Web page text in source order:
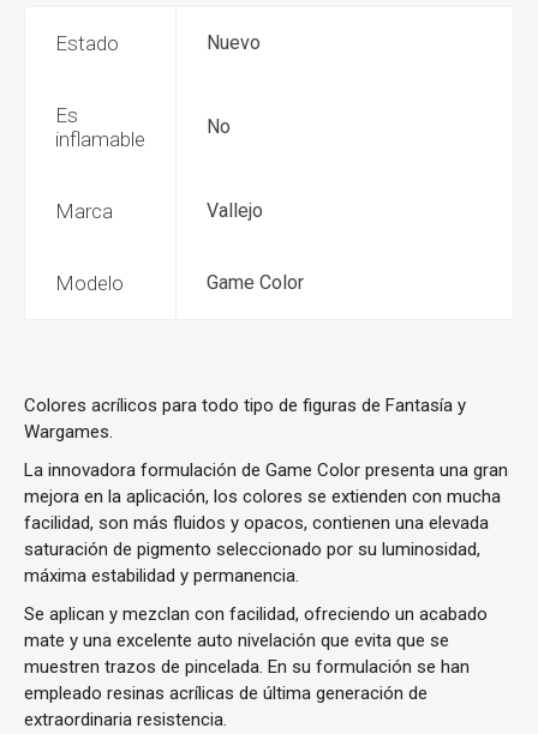
Estado Nuevo
Es
inflamable
No
Marca Vallejo
Modelo Game Color
Colores acrílicos para todo tipo de figuras de Fantasía y
Wargames.
La innovadora formulación de Game Color presenta una gran
mejora en la aplicación, los colores se extienden con mucha
facilidad, son más fluidos y opacos, contienen una elevada
saturación de pigmento seleccionado por su luminosidad,
máxima estabilidad y permanencia.
Se aplican y mezclan con facilidad, ofreciendo un acabado
mate y una excelente auto nivelación que evita que se
muestren trazos de pincelada. En su formulación se han
empleado resinas acrílicas de última generación de
extraordinaria resistencia.